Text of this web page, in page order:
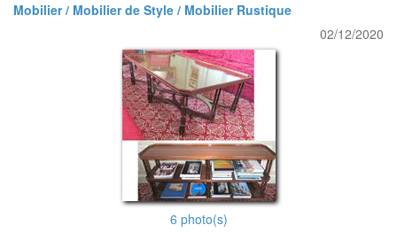
Mobilier / Mobilier de Style / Mobilier Rustique
02/12/2020
6 photo(s)